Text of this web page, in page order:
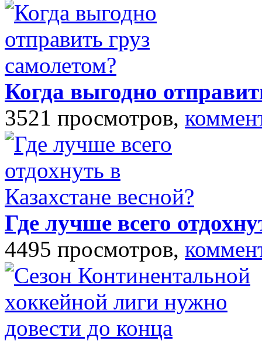
Когда выгодно
3521 просмотров,
Где лучше всего
4495 просмотров,